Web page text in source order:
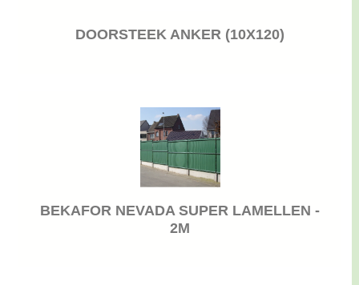
DOORSTEEK ANKER (10X120)
BEKAFOR NEVADA SUPER LAMELLEN -
2M